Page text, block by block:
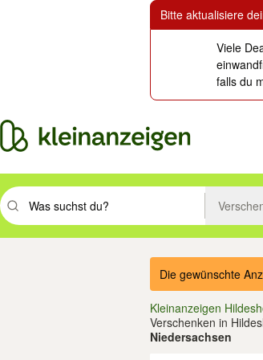
Bitte aktualisiere
Viele
falls du
Suchbegriff eingeben. Eingabetaste drücken um
Die gewünschte
Kleinanzeigen
Verschenken in
Niedersachsen